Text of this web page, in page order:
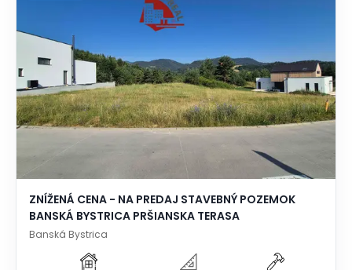
ZNÍŽENÁ CENA - NA PREDAJ STAVEBNÝ POZEMOK
BANSKÁ BYSTRICA PRŠIANSKA TERASA
Banská Bystrica